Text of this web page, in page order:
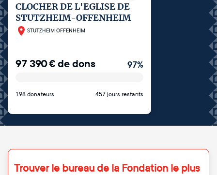
CLOCHER DE L'EGLISE DE
STUTZHEIM-OFFENHEIM
STUTZHEIM OFFENHEIM
97 390€de dons 97%
198 donateurs 457 jours restants
Trouver le bureau de la Fondation le plus